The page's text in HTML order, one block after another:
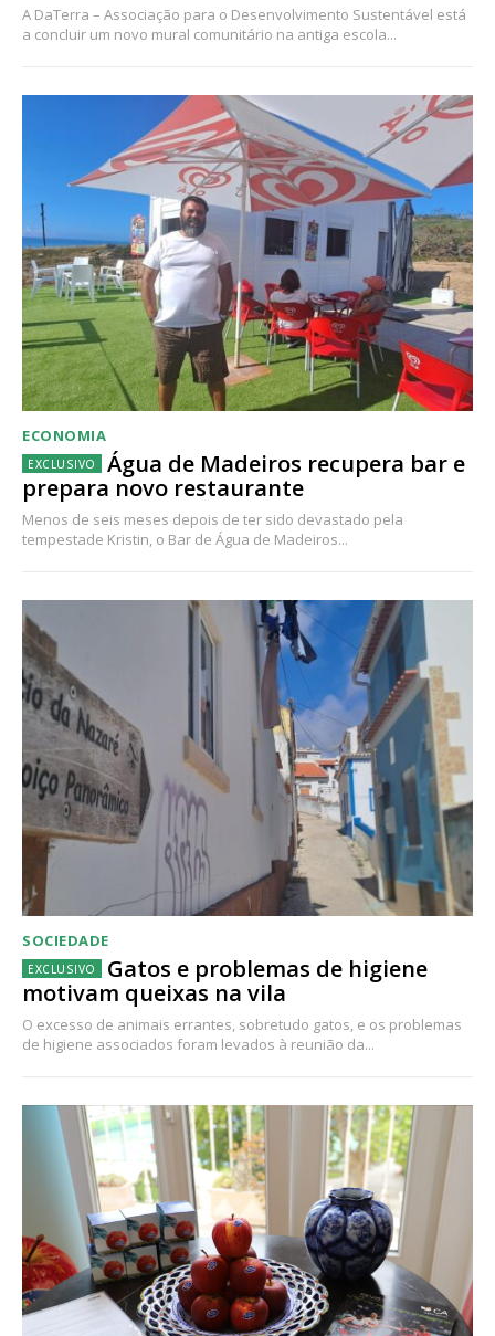
A DaTerra – Associação para o Desenvolvimento Sustentável está
a concluir um novo mural comunitário na antiga escola...
ECONOMIA
Água de Madeiros recupera bar e
prepara novo restaurante
Menos de seis meses depois de ter sido devastado pela
tempestade Kristin, o Bar de Água de Madeiros...
SOCIEDADE
Gatos e problemas de higiene
motivam queixas na vila
O excesso de animais errantes, sobretudo gatos, e os problemas
de higiene associados foram levados à reunião da...